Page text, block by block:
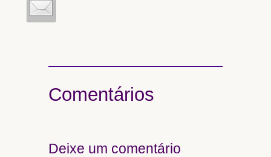
Comentários
Deixe um comentário